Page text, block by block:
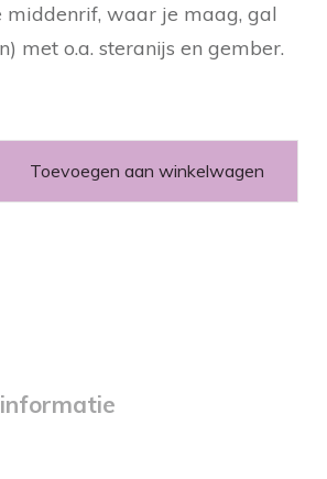
middenrif, waar je maag, gal
met o.a. steranijs en gember.
Toevoegen aan winkelwagen